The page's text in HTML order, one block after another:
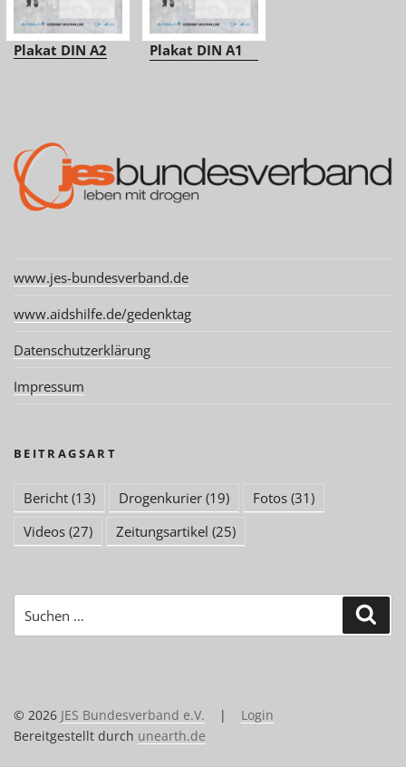
Plakat DIN A2 Plakat DIN A1
www.jes-bundesverband.de
www.aidshilfe.de/gedenktag
Datenschutzerklärung
Impressum
BEITRAGSART
Bericht (13) Drogenkurier (19) Fotos (31)
Videos (27) Zeitungsartikel (25)
nach:
© 2026 JES Bundesverband e.V. | Login
Bereitgestellt durch unearth.de